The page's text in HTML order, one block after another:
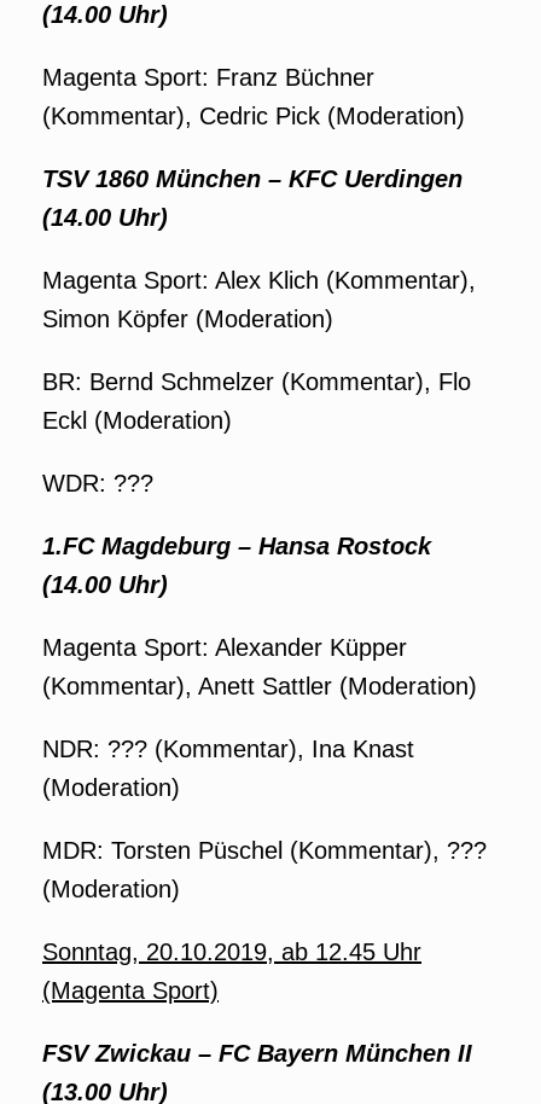
(14.00 Uhr)
Magenta Sport: Franz Büchner
(Kommentar), Cedric Pick (Moderation)
TSV 1860 München – KFC Uerdingen
(14.00 Uhr)
Magenta Sport: Alex Klich (Kommentar),
Simon Köpfer (Moderation)
BR: Bernd Schmelzer (Kommentar), Flo
Eckl (Moderation)
WDR: ???
1.FC Magdeburg – Hansa Rostock
(14.00 Uhr)
Magenta Sport: Alexander Küpper
(Kommentar), Anett Sattler (Moderation)
NDR: ??? (Kommentar), Ina Knast
(Moderation)
MDR: Torsten Püschel (Kommentar), ???
(Moderation)
Sonntag, 20.10.2019, ab 12.45 Uhr
(Magenta Sport)
FSV Zwickau – FC Bayern München II
(13.00 Uhr)